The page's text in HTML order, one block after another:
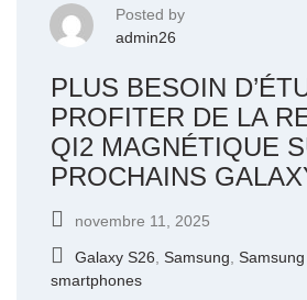
Posted by
admin26
PLUS BESOIN
PROFITER DE LA
QI2 MAGNÉTIQUE
PROCHAINS
novembre 11, 2025
Galaxy S26 Samsung
smartphones